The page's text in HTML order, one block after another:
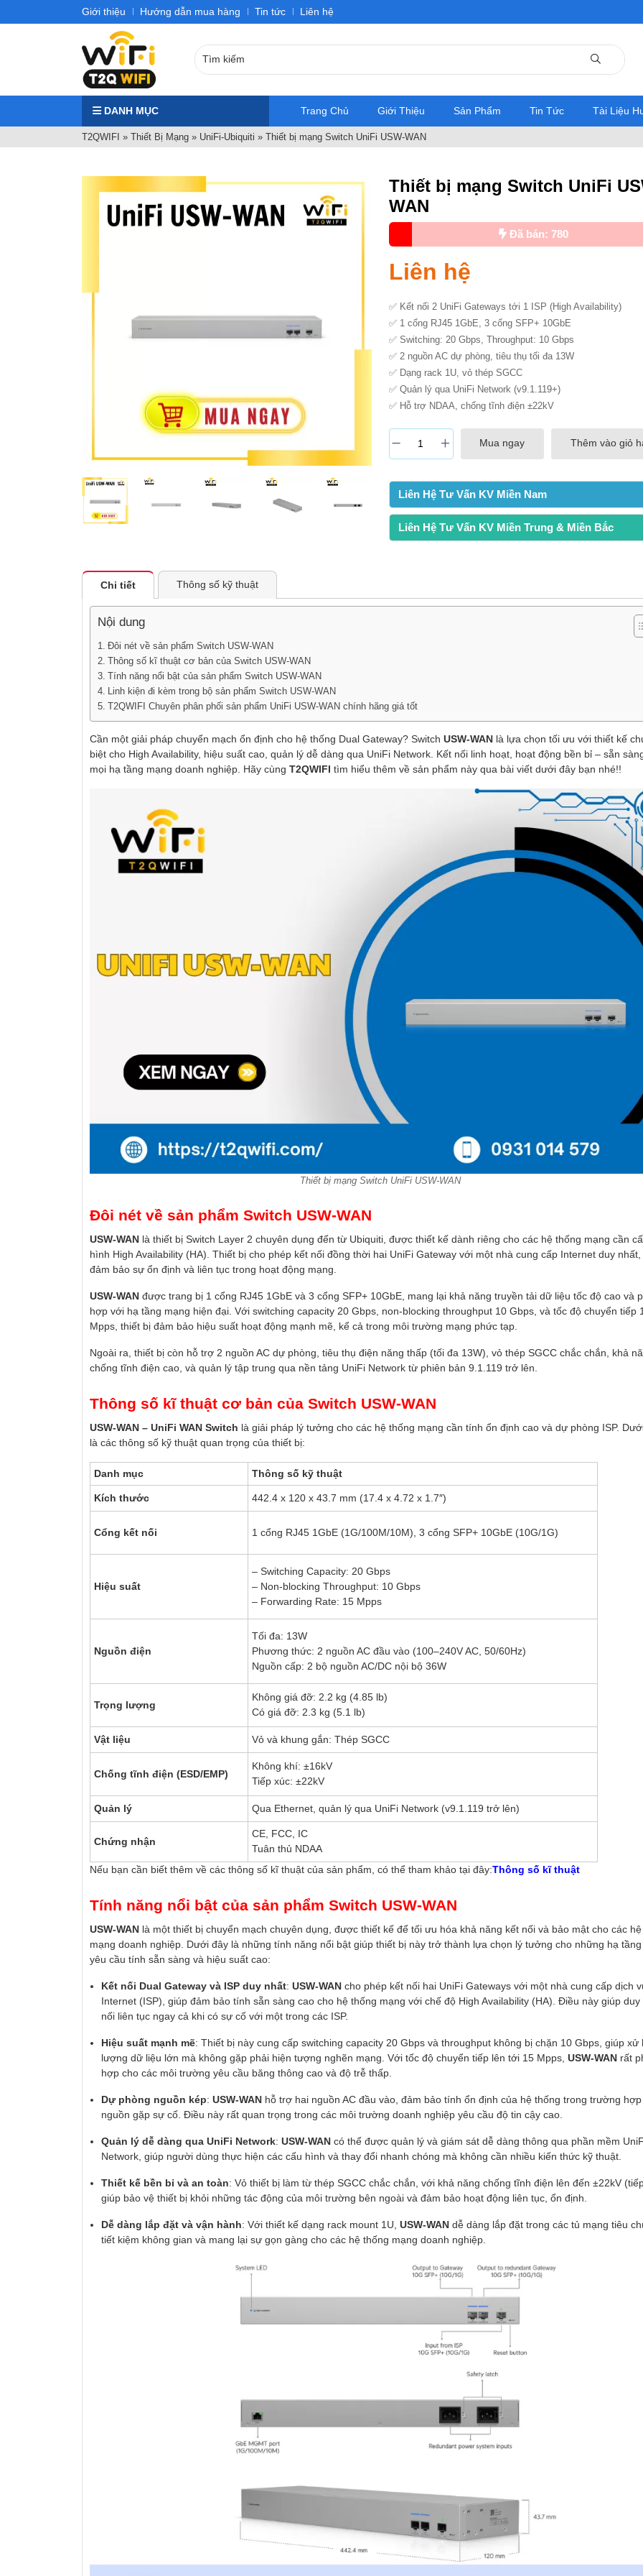
Giới thiệu Hướng dẫn mua hàng Tin tức Liên hệ
DANH MỤC Trang Chủ Giới Thiệu Sản Phẩm Tin Tức Tài Liệu
T2QWIFI » Thiết Bị Mạng » UniFi-Ubiquiti » Thiết bị mạng Switch UniFi USW-WAN
Thiết bị mạng Switch UniFi
WAN
Đã bán: 780
Liên hệ
✅ Kết nối 2 UniFi Gateways tới 1 ISP (High Availability)
✅ 1 cổng RJ45 1GbE, 3 cổng SFP+ 10GbE
✅ Switching: 20 Gbps, Throughput: 10 Gbps
✅ 2 nguồn AC dự phòng, tiêu thụ tối đa 13W
✅ Dạng rack 1U, vỏ thép SGCC
✅ Quản lý qua UniFi Network (v9.1.119+)
✅ Hỗ trợ NDAA, chống tĩnh điện ±22kV
Mua ngay Thêm vào giỏ
Liên Hệ Tư Vấn KV Miền Nam
Liên Hệ Tư Vấn KV Miền Trung & Miền Bắc
Chi tiết Thông số kỹ thuật
Nội dung
Đôi nét về sản phẩm Switch USW-WAN
Thông số kĩ thuật cơ bản của Switch USW-WAN
Tính năng nổi bật của sản phẩm Switch USW-WAN
Linh kiện đi kèm trong bộ sản phẩm Switch USW-WAN
T2QWIFI Chuyên phân phối sản phẩm UniFi USW-WAN chính hãng giá tốt
Cần một giải pháp chuyển mạch ổn định cho hệ thống Dual Gateway? Switch USW-WAN là lựa chọn tối ưu với thiết kế
biệt cho High Availability, hiệu suất cao, quản lý dễ dàng qua UniFi Network. Kết nối linh hoạt, hoạt động bền bỉ – sẵn
mọi hạ tầng mạng doanh nghiệp. Hãy cùng T2QWIFI tìm hiểu thêm về sản phẩm này qua bài viết dưới đây bạn nhé!!
Thiết bị mạng Switch UniFi USW-WAN
Đôi nét về sản phẩm Switch USW-WAN
USW-WAN là thiết bị Switch Layer 2 chuyên dụng đến từ Ubiquiti, được thiết kế dành riêng cho các hệ thống mạng cần
hình High Availability (HA). Thiết bị cho phép kết nối đồng thời hai UniFi Gateway với một nhà cung cấp Internet duy
đảm bảo sự ổn định và liên tục trong hoạt động mạng.
USW-WAN được trang bị 1 cổng RJ45 1GbE và 3 cổng SFP+ 10GbE, mang lại khả năng truyền tải dữ liệu tốc độ cao và
hợp với hạ tầng mạng hiện đại. Với switching capacity 20 Gbps, non-blocking throughput 10 Gbps, và tốc độ chuyển tiếp
Mpps, thiết bị đảm bảo hiệu suất hoạt động mạnh mẽ, kể cả trong môi trường mạng phức tạp.
Ngoài ra, thiết bị còn hỗ trợ 2 nguồn AC dự phòng, tiêu thụ điện năng thấp (tối đa 13W), vỏ thép SGCC chắc chắn, khả
chống tĩnh điện cao, và quản lý tập trung qua nền tảng UniFi Network từ phiên bản 9.1.119 trở lên.
Thông số kĩ thuật cơ bản của Switch USW-WAN
USW-WAN – UniFi WAN Switch là giải pháp lý tưởng cho các hệ thống mạng cần tính ổn định cao và dự phòng ISP.
là các thông số kỹ thuật quan trọng của thiết bị:
Danh mục Thông số kỹ thuật
Kích thước 442.4 x 120 x 43.7 mm (17.4 x 4.72 x 1.7″)
Cổng kết nối 1 cổng RJ45 1GbE (1G/100M/10M), 3 cổng SFP+ 10GbE (10G/1G)
Hiệu suất
– Switching Capacity: 20 Gbps
– Non-blocking Throughput: 10 Gbps
– Forwarding Rate: 15 Mpps
Nguồn điện
Tối đa: 13W
Phương thức: 2 nguồn AC đầu vào (100–240V AC, 50/60Hz)
Nguồn cấp: 2 bộ nguồn AC/DC nội bộ 36W
Trọng lượng
Không giá đỡ: 2.2 kg (4.85 lb)
Có giá đỡ: 2.3 kg (5.1 lb)
Vật liệu Vỏ và khung gắn: Thép SGCC
Chống tĩnh điện (ESD/EMP)
Không khí: ±16kV
Tiếp xúc: ±22kV
Quản lý Qua Ethernet, quản lý qua UniFi Network (v9.1.119 trở lên)
Chứng nhận
CE, FCC, IC
Tuân thủ NDAA
Nếu bạn cần biết thêm về các thông số kĩ thuật của sản phẩm, có thể tham khảo tại đây:Thông số kĩ thuật
Tính năng nổi bật của sản phẩm Switch USW-WAN
USW-WAN là một thiết bị chuyển mạch chuyên dụng, được thiết kế để tối ưu hóa khả năng kết nối và bảo mật cho các
mạng doanh nghiệp. Dưới đây là những tính năng nổi bật giúp thiết bị này trở thành lựa chọn lý tưởng cho những hạ
yêu cầu tính sẵn sàng và hiệu suất cao:
Kết nối Dual Gateway và ISP duy nhất: USW-WAN cho phép kết nối hai UniFi Gateways với một nhà cung cấp dịch
Internet (ISP), giúp đảm bảo tính sẵn sàng cao cho hệ thống mạng với chế độ High Availability (HA). Điều này giúp
nối liên tục ngay cả khi có sự cố với một trong các ISP.
Hiệu suất mạnh mẽ: Thiết bị này cung cấp switching capacity 20 Gbps và throughput không bị chặn 10 Gbps, giúp xử
lượng dữ liệu lớn mà không gặp phải hiện tượng nghẽn mạng. Với tốc độ chuyển tiếp lên tới 15 Mpps, USW-WAN rất
hợp cho các môi trường yêu cầu băng thông cao và độ trễ thấp.
Dự phòng nguồn kép: USW-WAN hỗ trợ hai nguồn AC đầu vào, đảm bảo tính ổn định của hệ thống trong trường
nguồn gặp sự cố. Điều này rất quan trọng trong các môi trường doanh nghiệp yêu cầu độ tin cậy cao.
Quản lý dễ dàng qua UniFi Network: USW-WAN có thể được quản lý và giám sát dễ dàng thông qua phần mềm
Network, giúp người dùng thực hiện các cấu hình và thay đổi nhanh chóng mà không cần nhiều kiến thức kỹ thuật.
Thiết kế bền bỉ và an toàn: Vỏ thiết bị làm từ thép SGCC chắc chắn, với khả năng chống tĩnh điện lên đến ±22kV
giúp bảo vệ thiết bị khỏi những tác động của môi trường bên ngoài và đảm bảo hoạt động liên tục, ổn định.
Dễ dàng lắp đặt và vận hành: Với thiết kế dạng rack mount 1U, USW-WAN dễ dàng lắp đặt trong các tủ mạng tiêu
tiết kiệm không gian và mang lại sự gọn gàng cho các hệ thống mạng doanh nghiệp.